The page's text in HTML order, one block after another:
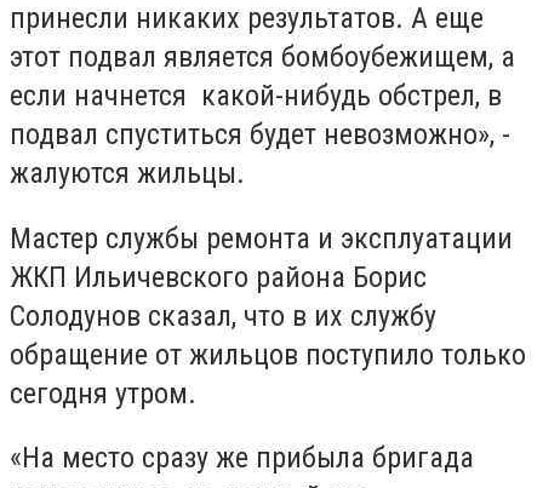
принесли никаких результатов. А еще
этот подвал является бомбоубежищем, а
если начнется какой-нибудь обстрел, в
подвал спуститься будет невозможно», -
жалуются жильцы.
Мастер службы ремонта и эксплуатации
ЖКП Ильичевского района Борис
Солодунов сказал, что в их службу
обращение от жильцов поступило только
сегодня утром.
«На место сразу же прибыла бригада